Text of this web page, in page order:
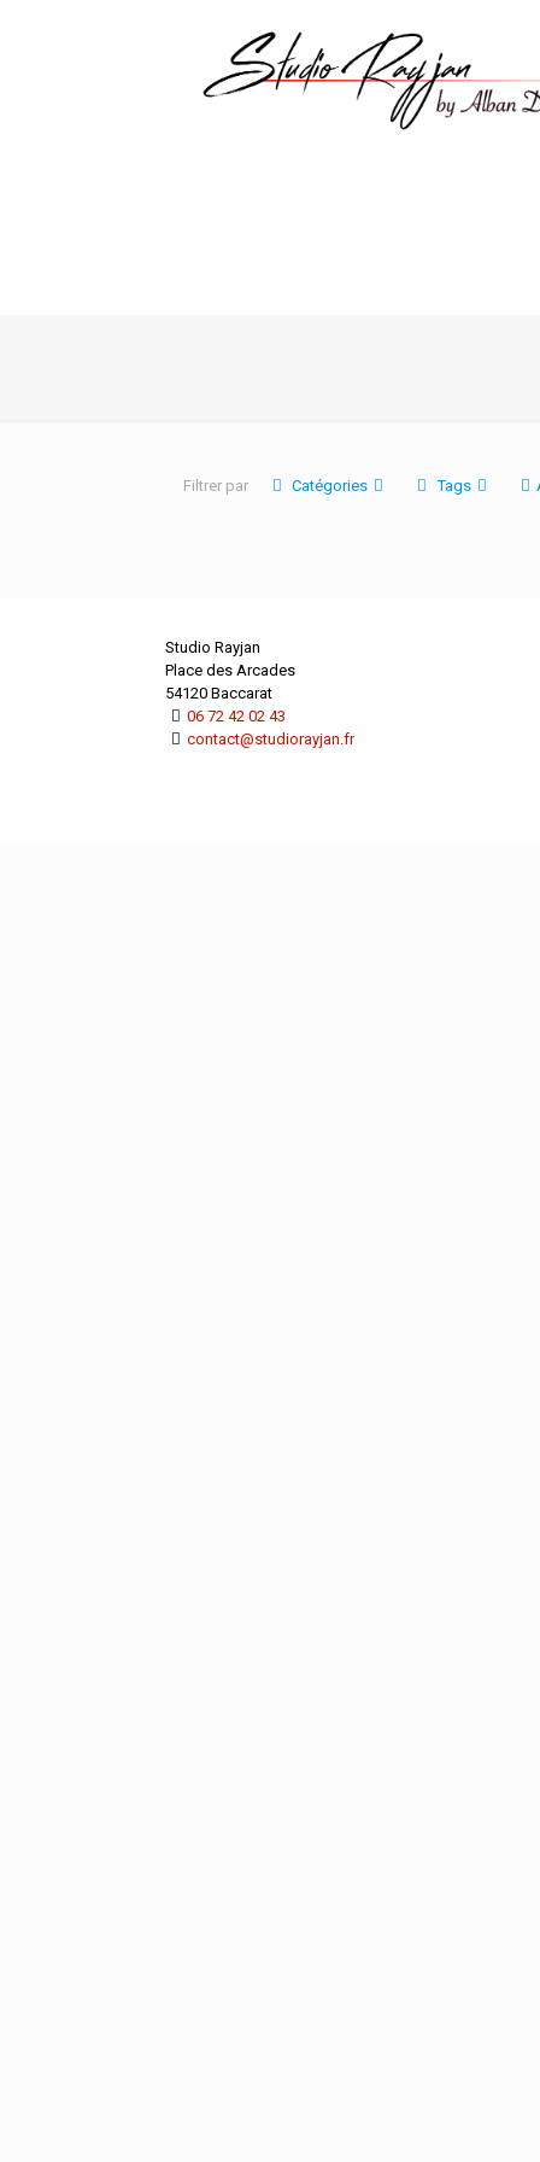
Filtrer par Catégories Tags
Studio Rayjan
Place des Arcades
54120 Baccarat
06 72 42 02 43
contact@studiorayjan.fr